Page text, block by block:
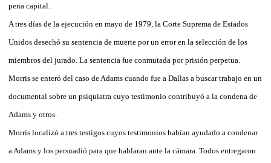
pena capital.
A tres días de la ejecución en mayo de 1979, la Corte Suprema de Estados
Unidos desechó su sentencia de muerte por un error en la selección de los
miembros del jurado. La sentencia fue conmutada por prisión perpetua.
Morris se enteró del caso de Adams cuando fue a Dallas a buscar trabajo en un
documental sobre un psiquiatra cuyo testimonio contribuyó a la condena de
Adams y otros.
Morris localizó a tres testigos cuyos testimonios habían ayudado a condenar
a Adams y los persuadió para que hablaran ante la cámara. Todos entregaron